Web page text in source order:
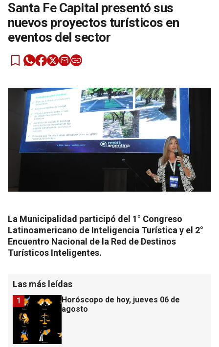
Santa Fe Capital presentó sus
nuevos proyectos turísticos en
eventos del sector
La Municipalidad participó del 1° Congreso
Latinoamericano de Inteligencia Turística y el 2°
Encuentro Nacional de la Red de Destinos
Turísticos Inteligentes.
Las más leídas
Horóscopo de hoy, jueves 06 de
agosto
1